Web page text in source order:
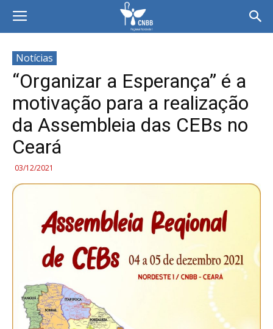
Notícias
“Organizar a Esperança” é a
motivação para a realização
da Assembleia das CEBs no
Ceará
03/12/2021